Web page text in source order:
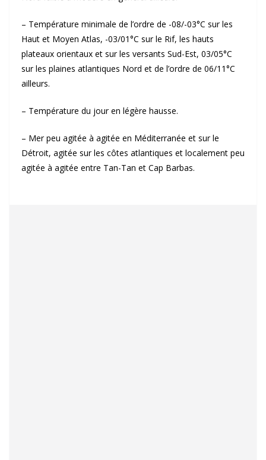
– Température minimale de l’ordre de -08/-03°C sur les
Haut et Moyen Atlas, -03/01°C sur le Rif, les hauts
plateaux orientaux et sur les versants Sud-Est, 03/05°C
sur les plaines atlantiques Nord et de l’ordre de 06/11°C
ailleurs.
– Température du jour en légère hausse.
– Mer peu agitée à agitée en Méditerranée et sur le
Détroit, agitée sur les côtes atlantiques et localement peu
agitée à agitée entre Tan-Tan et Cap Barbas.